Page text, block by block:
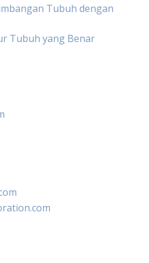
Tubuh dengan
Tubuh yang Benar